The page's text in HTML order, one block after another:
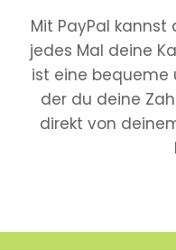
Mit PayPal
jedes Mal deine
ist eine bequeme
der du deine
direkt von